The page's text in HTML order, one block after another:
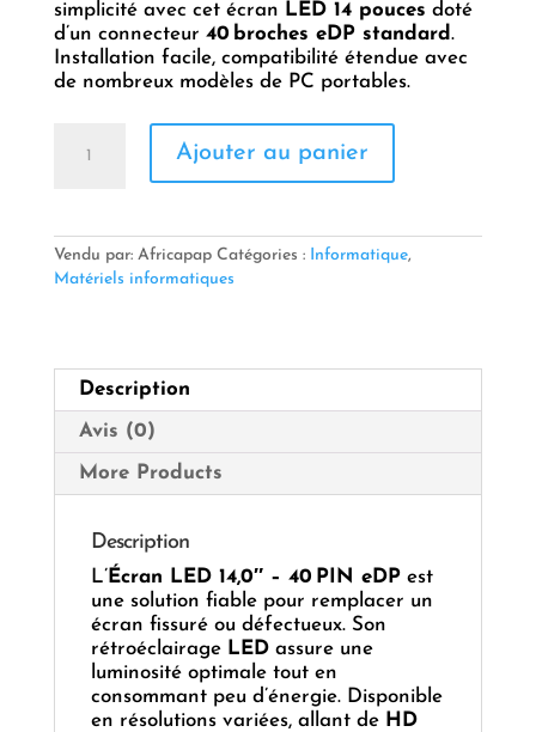
simplicité avec cet écran LED 14 pouces doté
d’un connecteur 40 broches eDP standard .
Installation facile, compatibilité étendue avec
de nombreux modèles de PC portables.
–
Connecteur
Ajouter au panier
Vendu par: Africapap Catégories : Informatique,
Matériels informatiques
Description
Avis (0)
More Products
Description
L’Écran LED 14,0″ – 40 PIN eDPest
une solution fiable pour remplacer un
écran fissuré ou défectueux. Son
rétroéclairage LEDassure une
luminosité optimale tout en
consommant peu d’énergie. Disponible
en résolutions variées, allant de HD